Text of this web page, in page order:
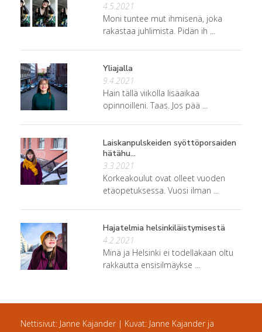
4.5.2021
Moni tuntee mut ihmisenä, joka
rakastaa juhlimista. Pidän ih ...
Yliajalla
9.4.2021
Hain tällä viikolla lisäaikaa
opinnoilleni. Taas. Jos pää ...
Laiskanpulskeiden syöttöporsaiden
hätähu...
3.3.2021
Korkeakoulut ovat olleet vuoden
etäopetuksessa. Vuosi ilman ...
Hajatelmia helsinkiläistymisestä
4.2.2021
Minä ja Helsinki ei todellakaan oltu
rakkautta ensisilmäykse ...
Nettisivut: Janne Kajander | Kuvat: Janne Kajander ja